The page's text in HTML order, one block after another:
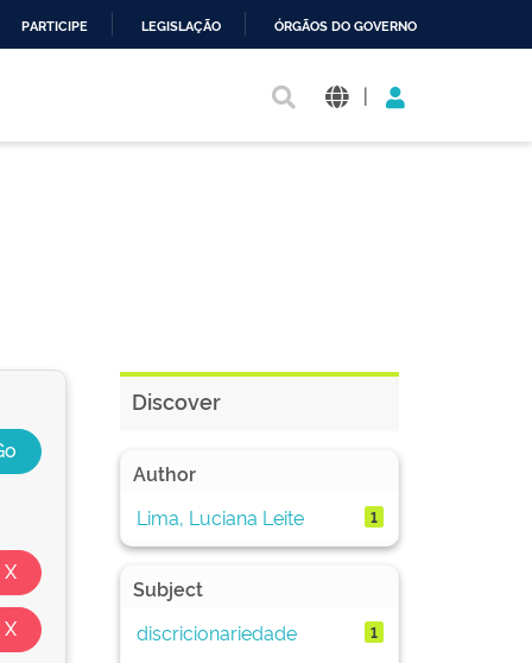
PARTICIPE LEGISLAÇÃO ÓRGÃOS DO GOVERNO
|
Discover
Author
Lima, Luciana Leite
1
Subject
discricionariedade
1